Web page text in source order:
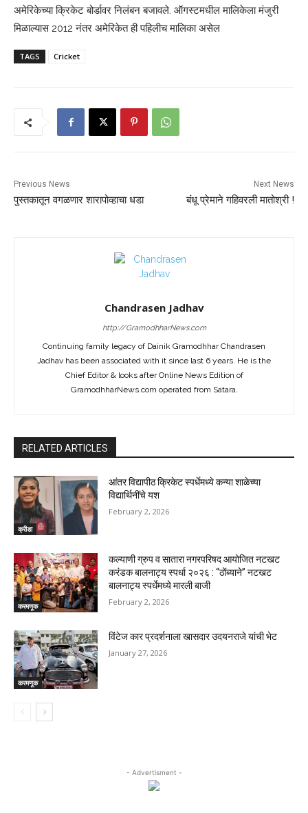
अमेरिकेच्या क्रिकेट बोर्डावर निलंबन बजावले. ऑगस्टमधील मालिकेला मंजुरी
मिळाल्यास 2012 नंतर अमेरिकेत ही पहिलीच मालिका असेल
TAGS Cricket
Previous News
पुस्तकातून वगळणार शारापोव्हाचा धडा
Next News
बंधू प्रेमाने गहिवरली मातोश्री !
Chandrasen Jadhav
http://GramodhharNews.com
Continuing family legacy of Dainik Gramodhhar Chandrasen
Jadhav has been associated with it since last 6 years. He is the
Chief Editor & looks after Online News Edition of
GramodhharNews.com operated from Satara.
RELATED ARTICLES
क्रीडा
आंतर विद्यापीठ क्रिकेट स्पर्धेमध्ये कन्या शाळेच्या
विद्यार्थिनींचे यश
February 2, 2026
करमणूक
कल्याणी ग्रुप व सातारा नगरपरिषद आयोजित नटखट
करंडक बालनाट्य स्पर्धा २०२६ : “ठोंब्याने” नटखट
बालनाट्य स्पर्धेमध्ये मारली बाजी
February 2, 2026
करमणूक
विंटेज कार प्रदर्शनाला खासदार उदयनराजे यांची भेट
January 27, 2026
- Advertisment -